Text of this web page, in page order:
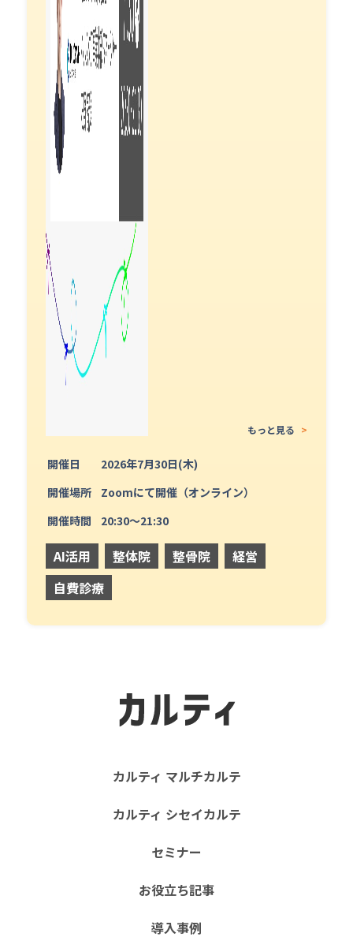
もっと見る >
開催日
2026年7月30日(木)
開催場所
Zoomにて開催（オンライン）
開催時間
20:30〜21:30
AI活用 整体院 整骨院
経営
自費診療
カルティ マルチカルテ
カルティ シセイカルテ
セミナー
お役立ち記事
導入事例